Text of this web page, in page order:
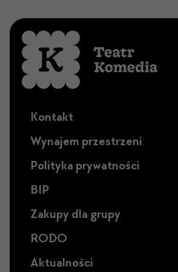
Kontakt
Wynajem przestrzeni
Polityka prywatności
BIP
Zakupy dla grupy
RODO
Aktualności